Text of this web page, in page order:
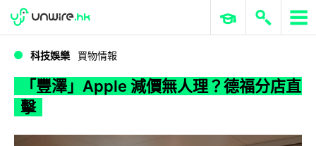
「豐澤」Apple 減價無人理？德福分店直擊
WWDC 2026 ERP 與商業 AI
科技娛樂 買物情報
「豐澤」Apple 減價無人理？德福分店直
擊